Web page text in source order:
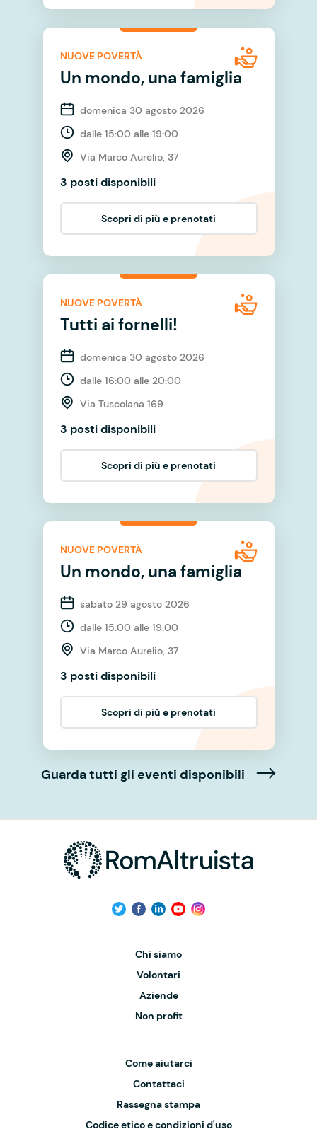
NUOVE POVERTÀ
Un mondo, una famiglia
domenica 30 agosto 2026
dalle 15:00 alle 19:00
Via Marco Aurelio, 37
3 posti disponibili
Scopri di più e prenotati
NUOVE POVERTÀ
Tutti ai fornelli!
domenica 30 agosto 2026
dalle 16:00 alle 20:00
Via Tuscolana 169
3 posti disponibili
Scopri di più e prenotati
NUOVE POVERTÀ
Un mondo, una famiglia
sabato 29 agosto 2026
dalle 15:00 alle 19:00
Via Marco Aurelio, 37
3 posti disponibili
Scopri di più e prenotati
Guarda tutti gli eventi disponibili
Chi siamo
Volontari
Aziende
Non profit
Come aiutarci
Contattaci
Rassegna stampa
Codice etico e condizioni d'uso